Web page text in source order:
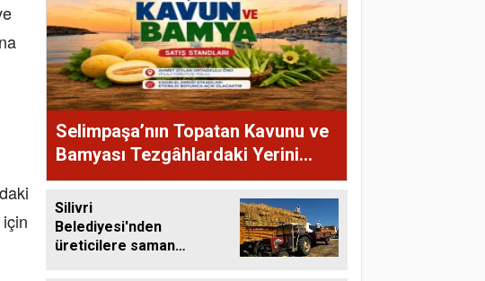
Selimpaşa’nın Topatan Kavunu ve
Bamyası Tezgâhlardaki Yerini
Alıyor
Silivri
Belediyesi'nden
üreticilere saman